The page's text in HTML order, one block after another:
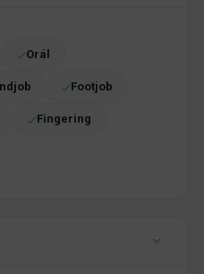
Orál
Footjob
Fingering